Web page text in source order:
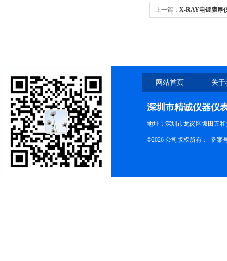
上一篇： X-RAY电镀膜厚
网站首页 关
深圳市精诚仪器仪
地址：深圳市龙岗区坂田五
©2026 公司版权所有： 备案